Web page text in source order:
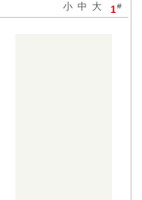
1#
大
中
小